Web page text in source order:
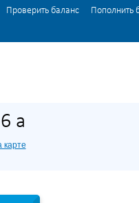
Проверить баланс Пополнить
а
карте